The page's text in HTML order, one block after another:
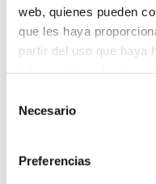
web, quienes pueden
que les haya
partir del uso que haya
We work with
Necesario
Preferencias
Laycos
International
Jorge Bueno
Natalia Arencibia
Davinia Arencibia